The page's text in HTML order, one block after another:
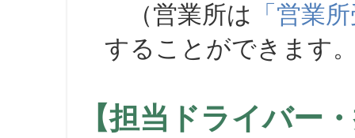
（営業所は 「営業
することができます
【担当ドライバー